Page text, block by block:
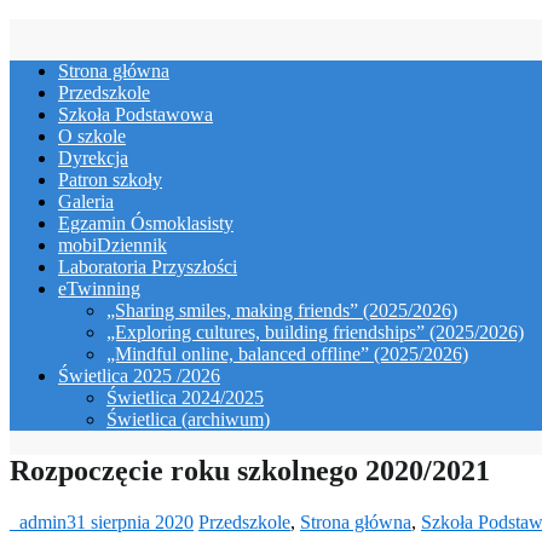
contentStrona główna
Przedszkole
Szkoła Podstawowa
O szkole
Dyrekcja
Patron szkoły
Galeria
Egzamin Ósmoklasisty
mobiDziennik
Laboratoria Przyszłości
eTwinning
„Sharing smiles, making friends” (2025/2026)
„Exploring cultures, building friendships” (2025/2026)
„Mindful online, balanced offline” (2025/2026)
Świetlica 2025 /2026
Świetlica 2024/2025
Świetlica (archiwum)
Rozpoczęcie roku szkolnego 2020/2021
_admin31 sierpnia 2020 Przedszkole, Strona główna, Szkoła